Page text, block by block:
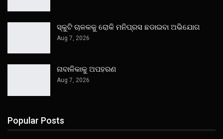
ସ୍କୁଟି ଚାଳକକୁ ରୋକି ମନିପ୍ରସ ଛଡାଇବା ଅଭିଯୋଗ
Aug 7, 2026
ନାବାଳିକାକୁ ଅପହରଣ
Aug 7, 2026
Popular Posts